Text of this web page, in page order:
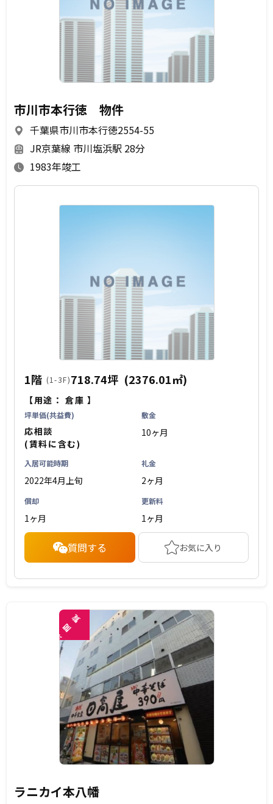
市川市本行徳 物件
千葉県市川市本行徳2554-55
JR京葉線 市川塩浜駅 28分
1983年竣工
1階 (1-3F)718.74坪 (2376.01㎡)
【用途：倉庫 】
坪単価(共益費)
応相談
(賃料に含む)
敷金
10ヶ月
入居可能時期
2022年4月上旬
礼金
2ヶ月
償却
1ヶ月
更新料
1ヶ月
質問する お気に入り
未
閲
覧
ラニカイ本八幡